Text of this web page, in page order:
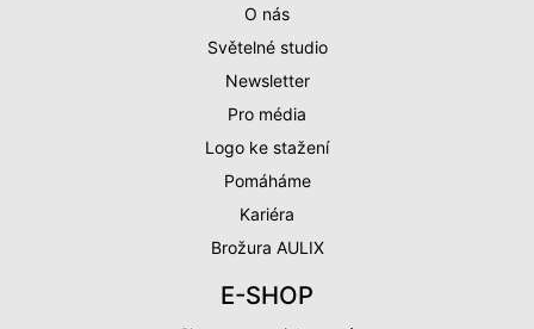
O nás
Světelné studio
Newsletter
Pro média
Logo ke stažení
Pomáháme
Kariéra
Brožura AULIX
E-SHOP